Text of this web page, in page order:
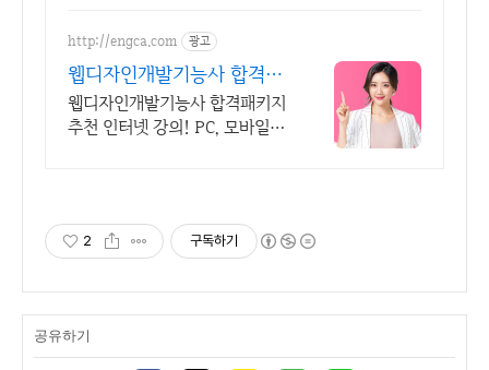
http://engca.com 광고
웹디자인개발기능사 합격패
키지 PC/스마트폰 동영상강
의
웹디자인개발기능사 합격패키지
추천 인터넷 강의! PC, 모바일로
2 구독하기
공유하기